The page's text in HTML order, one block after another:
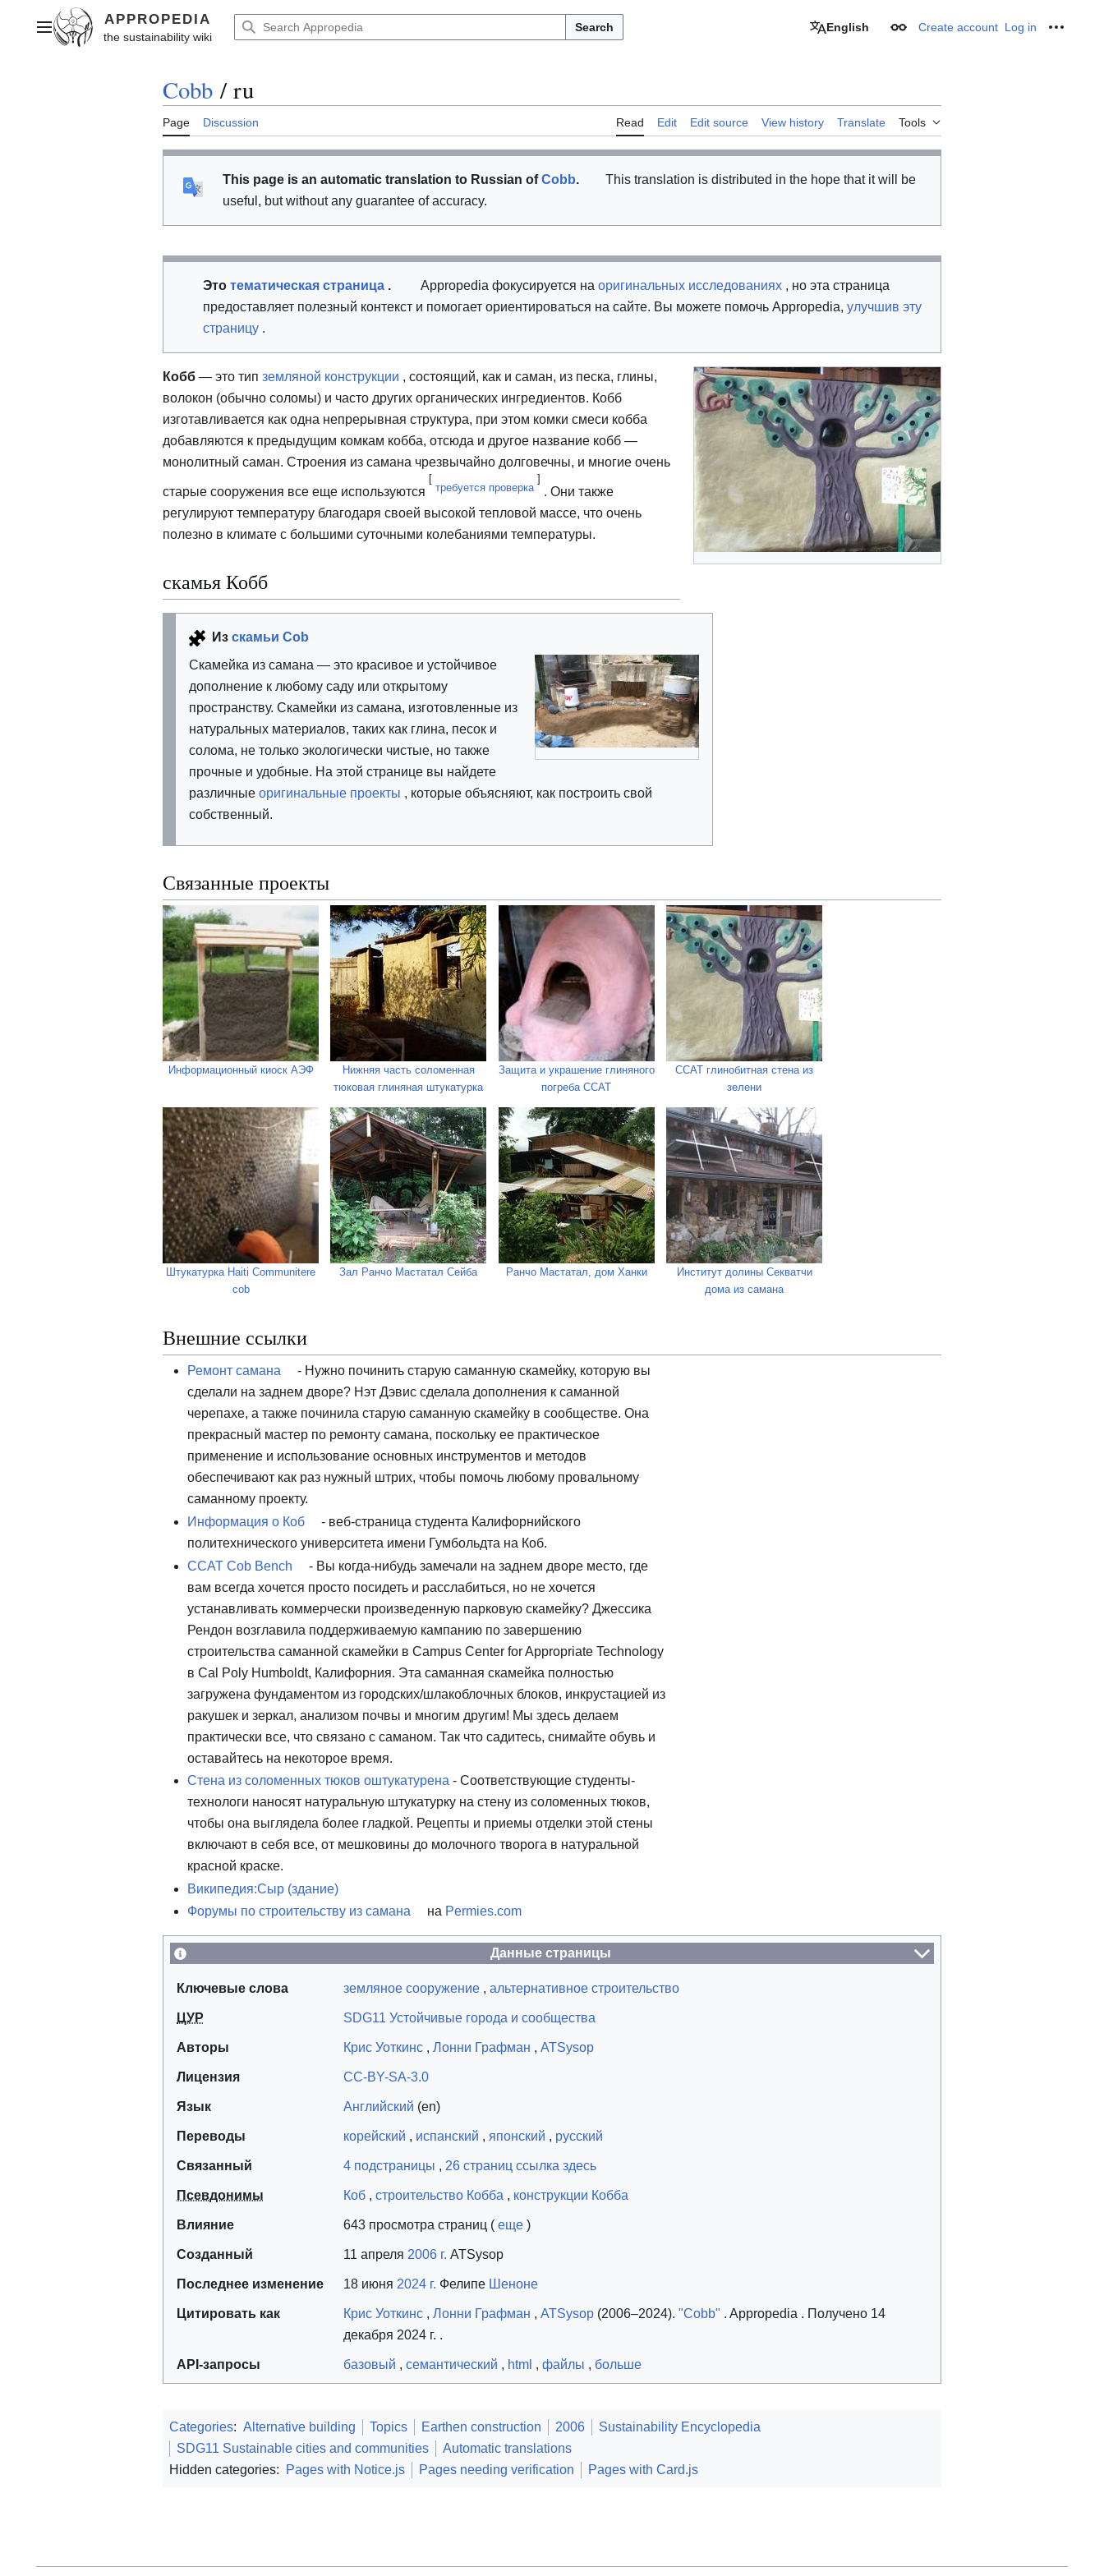
contentMain menu Search English Appearance
Create account Log in
Cobb / ru
Page Discussion Read Edit Edit source View history Translate Tools
This page is an automatic translation to Russian ofCobb.
This translation is distributed in the hope that it will be
useful, but without any guarantee of accuracy.
Это тематическая страница . Appropedia фокусируется на оригинальных исследованиях , но эта страница
предоставляет полезный контекст и помогает ориентироваться на сайте. Вы можете помочь Appropedia, улучшив эту
страницу .
Кобб — это тип земляной конструкции , состоящий, как и саман, из песка, глины,
волокон (обычно соломы) и часто других органических ингредиентов. Кобб
изготавливается как одна непрерывная структура, при этом комки смеси кобба
добавляются к предыдущим комкам кобба, отсюда и другое название кобб —
монолитный саман. Строения из самана чрезвычайно долговечны, и многие очень
старые сооружения все еще используются
[
требуется проверка
]
. Они также
регулируют температуру благодаря своей высокой тепловой массе, что очень
полезно в климате с большими суточными колебаниями температуры.
скамья Кобб
Из скамьи Cob
Скамейка из самана — это красивое и устойчивое
дополнение к любому саду или открытому
пространству. Скамейки из самана, изготовленные из
натуральных материалов, таких как глина, песок и
солома, не только экологически чистые, но также
прочные и удобные. На этой странице вы найдете
различные оригинальные проекты , которые объясняют, как построить свой
собственный.
Связанные проекты
Информационный киоск АЭФ
Нижняя часть соломенная
тюковая глиняная штукатурка
Защита и украшение глиняного
погреба CCAT
CCAT глинобитная стена из
зелени
Штукатурка Haiti Communitere
cob
Зал Ранчо Мастатал Сейба Ранчо Мастатал, дом Ханки
Институт долины Секватчи
дома из самана
Внешние ссылки
Ремонт самана
- Нужно починить старую саманную скамейку, которую вы
сделали на заднем дворе? Нэт Дэвис сделала дополнения к саманной
черепахе, а также починила старую саманную скамейку в сообществе. Она
прекрасный мастер по ремонту самана, поскольку ее практическое
применение и использование основных инструментов и методов
обеспечивают как раз нужный штрих, чтобы помочь любому провальному
саманному проекту.
Информация о Коб
- веб-страница студента Калифорнийского
политехнического университета имени Гумбольдта на Коб.
CCAT Cob Bench
- Вы когда-нибудь замечали на заднем дворе место, где
вам всегда хочется просто посидеть и расслабиться, но не хочется
устанавливать коммерчески произведенную парковую скамейку? Джессика
Рендон возглавила поддерживаемую кампанию по завершению
строительства саманной скамейки в Campus Center for Appropriate Technology
в Cal Poly Humboldt, Калифорния. Эта саманная скамейка полностью
загружена фундаментом из городских/шлакоблочных блоков, инкрустацией из
ракушек и зеркал, анализом почвы и многим другим! Мы здесь делаем
практически все, что связано с саманом. Так что садитесь, снимайте обувь и
оставайтесь на некоторое время.
Стена из соломенных тюков оштукатурена - Соответствующие студенты-
технологи наносят натуральную штукатурку на стену из соломенных тюков,
чтобы она выглядела более гладкой. Рецепты и приемы отделки этой стены
включают в себя все, от мешковины до молочного творога в натуральной
красной краске.
Википедия:Сыр (здание)
Форумы по строительству из самана
на Permies.com
Данные страницы
Ключевые слова земляное сооружение , альтернативное строительство
ЦУР SDG11 Устойчивые города и сообщества
Авторы Крис Уоткинс , Лонни Графман , ATSysop
Лицензия CC-BY-SA-3.0
Язык Английский (en)
Переводы корейский , испанский , японский , русский
Связанный 4 подстраницы , 26 страниц ссылка здесь
Псевдонимы Коб , строительство Кобба , конструкции Кобба
Влияние 643 просмотра страниц ( еще )
Созданный 11 апреля 2006 г. ATSysop
Последнее изменение 18 июня 2024 г. Фелипе Шеноне
Цитировать как Крис Уоткинс , Лонни Графман , ATSysop (2006–2024). "Cobb" . Appropedia . Получено 14
декабря 2024 г. .
API-запросы базовый , семантический , html , файлы , больше
Categories: Alternative building Topics Earthen construction 2006
Sustainability Encyclopedia
SDG11 Sustainable cities and communities
Automatic translations
Hidden categories:
Pages with Notice.js Pages needing verification Pages with Card.js